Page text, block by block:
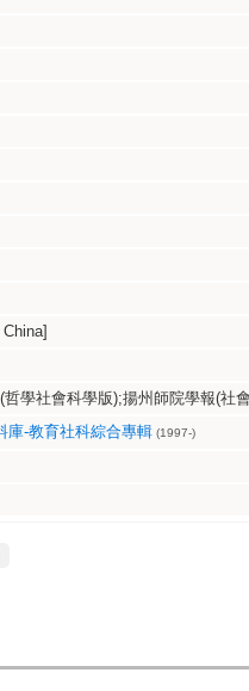
學社會科學版);揚州師院學報(社
庫-教育社科綜合專輯 (1997-)